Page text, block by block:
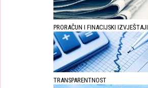
PRORAČUN I FINACIJSKI IZVJEŠTAJI
TRANSPARENTNOST